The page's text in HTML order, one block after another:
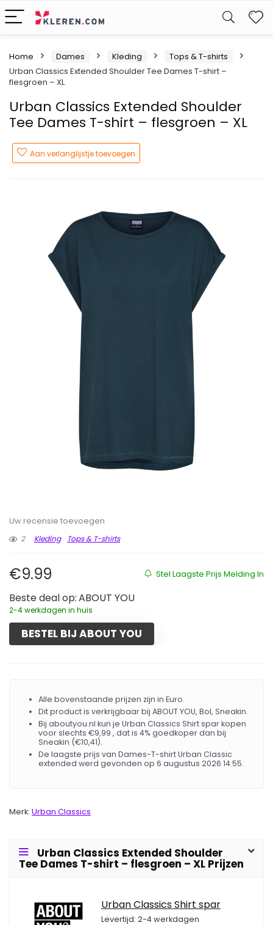
Home Dames Kleding
Tops & T-shirts
Urban Classics Extended Shoulder Tee Dames T-shirt –
flesgroen – XL
Urban Classics Extended Shoulder
Tee Dames T-shirt – flesgroen – XL
Aan verlanglijstje toevoegen
Uw recensie toevoegen
2
Kleding Tops & T-shirts
Stel Laagste Prijs Melding In
€9.99
Beste deal op: ABOUT YOU
2-4 werkdagen in huis
BESTEL BIJ ABOUT YOU
Alle bovenstaande prijzen zijn in Euro.
Dit product is verkrijgbaar bij ABOUT YOU, Bol, Sneakin.
Bij aboutyou.nl kun je Urban Classics Shirt spar kopen
voor slechts €9,99 , dat is 4% goedkoper dan bij
Sneakin (€10,41).
De laagste prijs van Dames-T-shirt Urban Classic
extended werd gevonden op 6 augustus 2026 14:55.
Merk: Urban Classics
Urban Classics Extended Shoulder
Tee Dames T-shirt – flesgroen – XL Prijzen
Urban Classics Shirt spar
Levertijd: 2-4 werkdagen